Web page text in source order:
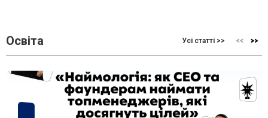
Освіта Усі статті >>